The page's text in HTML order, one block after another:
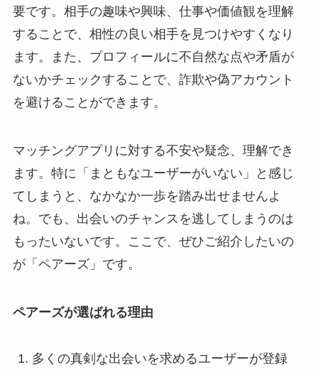
要です。相手の趣味や興味、仕事や価値観を理解
することで、相性の良い相手を見つけやすくなり
ます。また、プロフィールに不自然な点や矛盾が
ないかチェックすることで、詐欺や偽アカウント
を避けることができます。
マッチングアプリに対する不安や疑念、理解でき
ます。特に「まともなユーザーがいない」と感じ
てしまうと、なかなか一歩を踏み出せませんよ
ね。でも、出会いのチャンスを逃してしまうのは
もったいないです。ここで、ぜひご紹介したいの
が「ペアーズ」です。
ペアーズが選ばれる理由
多くの真剣な出会いを求めるユーザーが登録